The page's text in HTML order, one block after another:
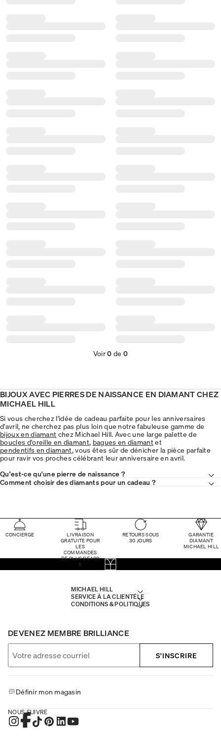
Voir0 de 0
BIJOUX AVEC PIERRES DE NAISSANCE EN DIAMANT CHEZ
MICHAEL HILL
Si vous cherchez l'idée de cadeau parfaite pour les anniversaires
d'avril, ne cherchez pas plus loin que notre fabuleuse gamme de
bijoux en diamant chez Michael Hill. Avec une large palette de
boucles d'oreille en diamant, bagues en diamantet
pendentifs en diamant, vous êtes sûr de dénicher la pièce parfaite
pour ravir vos proches célébrant leur anniversaire en avril.
Qu'est-ce qu'une pierre de naissance ?
Comment choisir des diamants pour un cadeau ?
CONCIERGE
LIVRAISON
GRATUITE POUR
LES
COMMANDES
DE PLUS DE 100
$
RETOURS SOUS
30 JOURS
GARANTIE
DIAMANT
MICHAEL HILL
MICHAEL HILL
SERVICE À LA CLIENTÈLE
CONDITIONS & POLITIQUES
DEVENEZ MEMBRE BRILLIANCE
S'INSCRIRE
Définir mon magasin
NOUS SUIVRE